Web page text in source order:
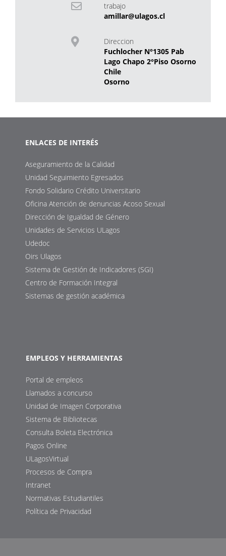
trabajo
amillar@ulagos.cl
Direccion
Fuchlocher N°1305 Pab
Lago Chapo 2°Piso Osorno
Chile
Osorno
ENLACES DE INTERÉS
Aseguramiento de la Calidad
Unidad Seguimiento Egresados
Fondo Solidario Crédito Universitario
Oficina Atención de denuncias Acoso Sexual
Dirección de Igualdad de Género
Unidades de Servicios ULagos
Udedoc
Oirs Ulagos
Sistema de Gestión de Indicadores (SGI)
Centro de Formación Integral
Sistemas de gestión académica
EMPLEOS Y HERRAMIENTAS
Portal de empleos
Llamados a concurso
Unidad de Imagen Corporativa
Sistema de Bibliotecas
Consulta Boleta Electrónica
Pagos Online
ULagosVirtual
Procesos de Compra
Intranet
Normativas Estudiantiles
Política de Privacidad